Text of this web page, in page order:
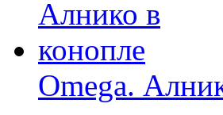
Omega.